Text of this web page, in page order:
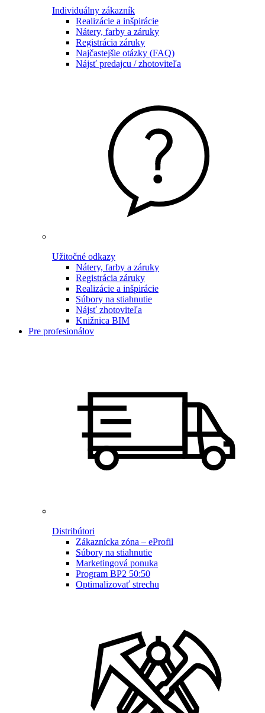
Individuálny zákazník
Realizácie a inšpirácie
Nátery, farby a záruky
Registrácia záruky
Najčastejšie otázky (FAQ)
Nájsť predajcu / zhotoviteľa
Užitočné odkazy
Nátery, farby a záruky
Registrácia záruky
Realizácie a inšpirácie
Súbory na stiahnutie
Nájsť zhotoviteľa
Knižnica BIM
Pre profesionálov
Distribútori
Zákaznícka zóna – eProfil
Súbory na stiahnutie
Marketingová ponuka
Program BP2 50:50
Optimalizovať strechu